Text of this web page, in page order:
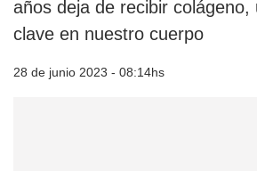
años deja de recibir
clave en nuestro cuerpo
28 de junio 2023 - 08:14hs